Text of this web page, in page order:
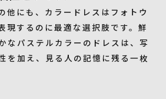
他にも、カラードレスはフォトウ
現するのに最適な選択肢です。鮮
なパステルカラーのドレスは、写
を加え、見る人の記憶に残る一枚